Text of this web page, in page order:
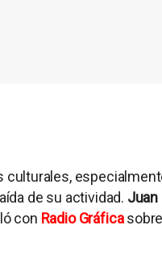
culturales,
de su actividad. Juan
con Radio Gráfica